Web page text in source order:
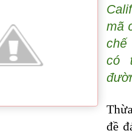
mã
chế
có
đề